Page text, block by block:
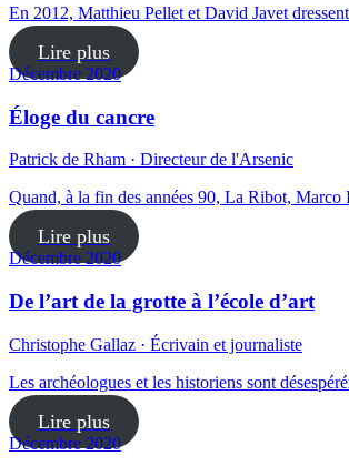
En 2012, Matthieu Pellet et David Javet
Lire plus
Décembre 2020
Éloge du cancre
Patrick de Rham · Directeur de l'Arsenic
Quand, à la fin des années 90, La Ribot,
Lire plus
Décembre 2020
De l’art de la grotte à l’école d’art
Christophe Gallaz · Écrivain et journaliste
Les archéologues et les historiens sont
Lire plus
Décembre 2020